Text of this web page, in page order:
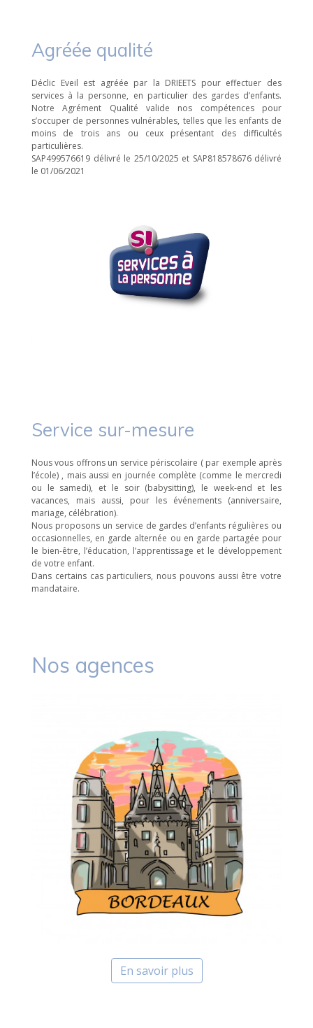
Agréée qualité
Déclic Eveil est agréée par la DRIEETS pour effectuer des
services à la personne, en particulier des gardes d’enfants.
Notre Agrément Qualité valide nos compétences pour
s’occuper de personnes vulnérables, telles que les enfants de
moins de trois ans ou ceux présentant des difficultés
particulières.
SAP499576619 délivré le 25/10/2025 et SAP818578676 délivré
le 01/06/2021
Service sur-mesure
Nous vous offrons un service périscolaire ( par exemple après
l’école) , mais aussi en journée complète (comme le mercredi
ou le samedi), et le soir (babysitting), le week-end et les
vacances, mais aussi, pour les événements (anniversaire,
mariage, célébration).
Nous proposons un service de gardes d’enfants régulières ou
occasionnelles, en garde alternée ou en garde partagée pour
le bien-être, l’éducation, l’apprentissage et le développement
de votre enfant.
Dans certains cas particuliers, nous pouvons aussi être votre
mandataire.
Nos agences
En savoir plus